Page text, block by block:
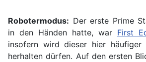
Robotermodus: Der erste Prime
in den Händen hatte, war First
insofern wird dieser hier häufiger
herhalten dürfen. Auf den ersten